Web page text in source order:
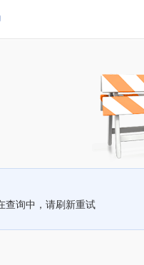
查询中，请刷新重试